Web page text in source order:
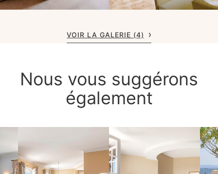
VOIR LA GALERIE (4)
Nous vous suggérons
également